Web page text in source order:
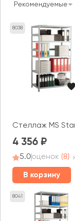
Рекомендуемые
8038
Стеллаж MS
4 356
5.0оценок (8)
В корзину
8041